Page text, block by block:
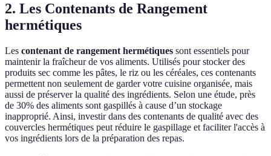
2. Les Contenants de Rangement
hermétiques
Les contenant de rangement hermétiques sont essentiels pour
maintenir la fraîcheur de vos aliments. Utilisés pour stocker des
produits sec comme les pâtes, le riz ou les céréales, ces contenants
permettent non seulement de garder votre cuisine organisée, mais
aussi de préserver la qualité des ingrédients. Selon une étude, près
de 30% des aliments sont gaspillés à cause d’un stockage
inapproprié. Ainsi, investir dans des contenants de qualité avec des
couvercles hermétiques peut réduire le gaspillage et faciliter l'accès à
vos ingrédients lors de la préparation des repas.